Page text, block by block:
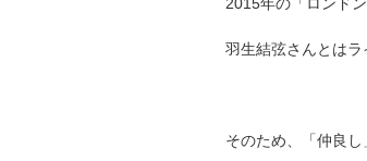
羽生結弦さんとはラ
そのため、「仲良し